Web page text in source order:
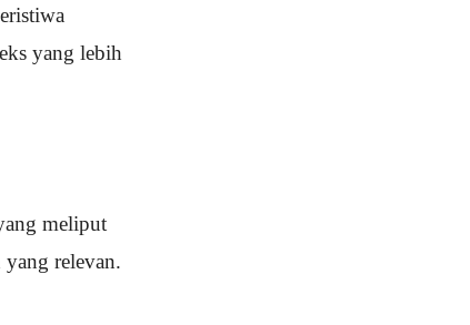
yang lebih
meliput
yang relevan.